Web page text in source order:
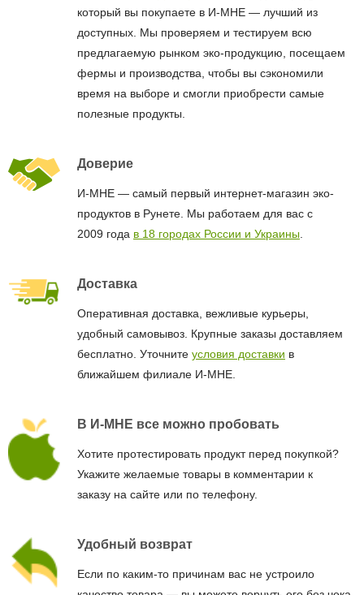
который вы покупаете в И-МНЕ — лучший из
доступных. Мы проверяем и тестируем всю
предлагаемую рынком эко-продукцию, посещаем
фермы и производства, чтобы вы сэкономили
время на выборе и смогли приобрести самые
полезные продукты.
Доверие
И-МНЕ — самый первый интернет-магазин эко-
продуктов в Рунете. Мы работаем для вас с
2009 года в 18 городах России и Украины
Доставка
Оперативная доставка, вежливые курьеры,
удобный самовывоз. Крупные заказы доставляем
бесплатно. Уточните условия доставки в
ближайшем филиале И-МНЕ.
В И-МНЕ все можно пробовать
Хотите протестировать продукт перед покупкой?
Укажите желаемые товары в комментарии к
заказу на сайте или по телефону.
Удобный возврат
Если по каким-то причинам вас не устроило